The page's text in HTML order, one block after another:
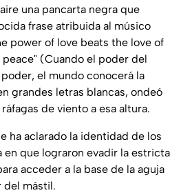
una pancarta negra que
frase atribuida al músico
power of love beats the love of
(Cuando el poder del
el mundo conocerá la
grandes letras blancas, ondeó
de viento a esa altura.
ha aclarado la identidad de los
en que lograron evadir la estricta
acceder a la base de la aguja
del mástil.